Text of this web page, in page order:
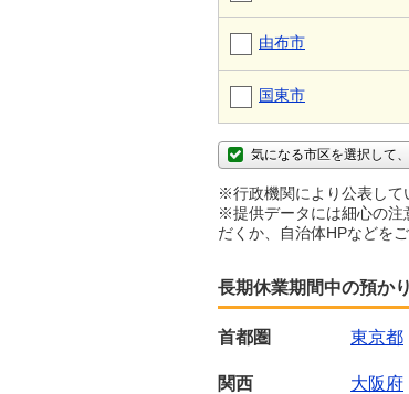
由布市
国東市
気になる市区を選択して
※行政機関により公表して
※提供データには細心の注
だくか、自治体HPなどをご
長期休業期間中の預か
首都圏 東京都
関西 大阪府